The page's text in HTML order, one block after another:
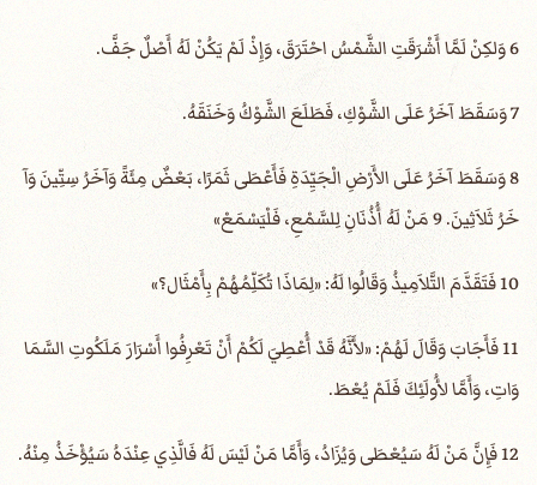
6 وَلكِنْ لَمَّا أَشْرَقَتِ الشَّمْسُ احْتَرَقَ، وَإِذْ لَمْ يَكُنْ لَهُ أَصْلٌ جَفَّ.
7 وَسَقَطَ آخَرُ عَلَى الشَّوْكِ، فَطَلَعَ الشَّوْكُ وَخَنَقَهُ.
8 وَسَقَطَ آخَرُ عَلَى الأَرْضِ الْجَيِّدَةِ فَأَعْطَى ثَمَرًا، بَعْضٌ مِئَةً وَآخَرُ سِتِّينَ وَآ
خَرُ ثَلاَثِينَ. 9 مَنْ لَهُ أُذُنَانِ لِلسَّمْعِ، فَلْيَسْمَعْ»
10 فَتَقَدَّمَ التَّلاَمِيذُ وَقَالُوا لَهُ: «لِمَاذَا تُكَلِّمُهُمْ بِأَمْثَال؟»
11 فَأَجَابَ وَقَالَ لَهُمْ: «لأَنَّهُ قَدْ أُعْطِيَ لَكُمْ أَنْ تَعْرِفُوا أَسْرَارَ مَلَكُوتِ السَّمَا
وَاتِ، وَأَمَّا لأُولَئِكَ فَلَمْ يُعْطَ.
12 فَإِنَّ مَنْ لَهُ سَيُعْطَى وَيُزَادُ، وَأَمَّا مَنْ لَيْسَ لَهُ فَالَّذِي عِنْدَهُ سَيُؤْخَذُ مِنْهُ.